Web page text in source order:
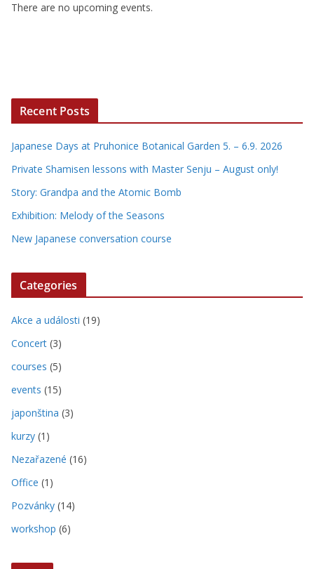
There are no upcoming events.
Recent Posts
Japanese Days at Pruhonice Botanical Garden 5. – 6.9. 2026
Private Shamisen lessons with Master Senju – August only!
Story: Grandpa and the Atomic Bomb
Exhibition: Melody of the Seasons
New Japanese conversation course
Categories
Akce a události (19)
Concert (3)
courses (5)
events (15)
japonština (3)
kurzy (1)
Nezařazené (16)
Office (1)
Pozvánky (14)
workshop (6)